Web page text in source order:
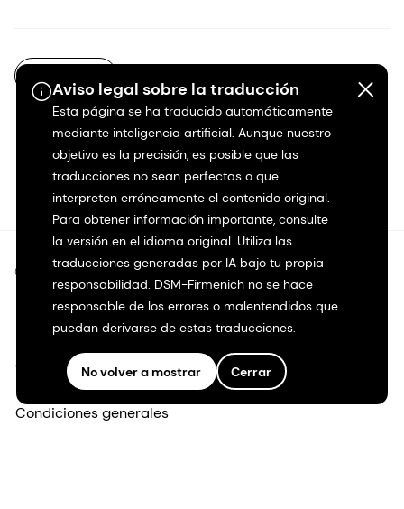
Aviso legal sobre la traducción
Esta página se ha traducido automáticamente
mediante inteligencia artificial. Aunque nuestro
objetivo es la precisión, es posible que las
traducciones no sean perfectas o que
interpreten erróneamente el contenido original.
Para obtener información importante, consulte
la versión en el idioma original. Utiliza las
traducciones generadas por IA bajo tu propia
responsabilidad. DSM-Firmenich no se hace
responsable de los errores o malentendidos que
puedan derivarse de estas traducciones.
No volver a mostrar Cerrar
©2026 dsm-firmenich. Todos los derechos reservados.
Protección de datos
Condiciones de uso
Condiciones generales